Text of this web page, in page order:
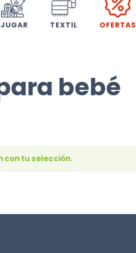
JUGAR TEXTIL OFERTAS
bebé
con tu selección.